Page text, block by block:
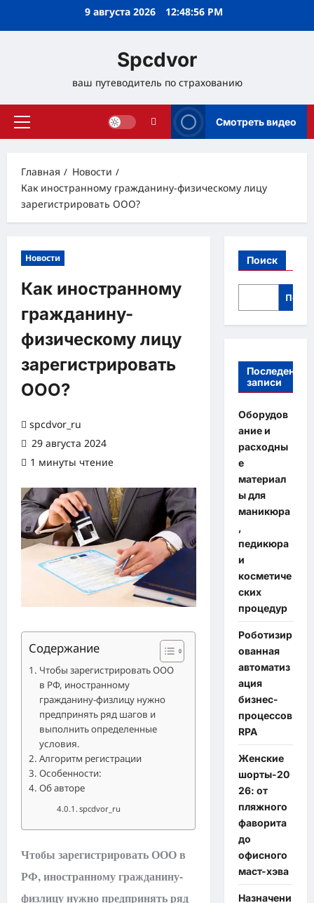
9 августа 2026 12:48:57 PM
Spcdvor
ваш путеводитель по страхованию
Основное
Смотреть видео
Главная
Новости
Как иностранному гражданину-физическому лицу
зарегистрировать ООО?
Новости
Как иностранному
гражданину-
физическому лицу
зарегистрировать
ООО?
spcdvor_ru
29 августа 2024
1 минуты чтение
Содержание
Чтобы зарегистрировать ООО
в РФ, иностранному
гражданину-физлицу нужно
предпринять ряд шагов и
выполнить определенные
условия.
Алгоритм регистрации
Особенности:
Об авторе
spcdvor_ru
Чтобы зарегистрировать ООО в
РФ, иностранному гражданину-
физлицу нужно предпринять ряд
Поиск
Поиск
Последение
записи
Оборудов
ание и
расходны
е
материал
ы для
маникюра
,
педикюра
и
косметиче
ских
процедур
Роботизир
ованная
автоматиз
ация
бизнес-
процессов
RPA
Женские
шорты-20
26: от
пляжного
фаворита
до
офисного
маст-хэва
Назначени